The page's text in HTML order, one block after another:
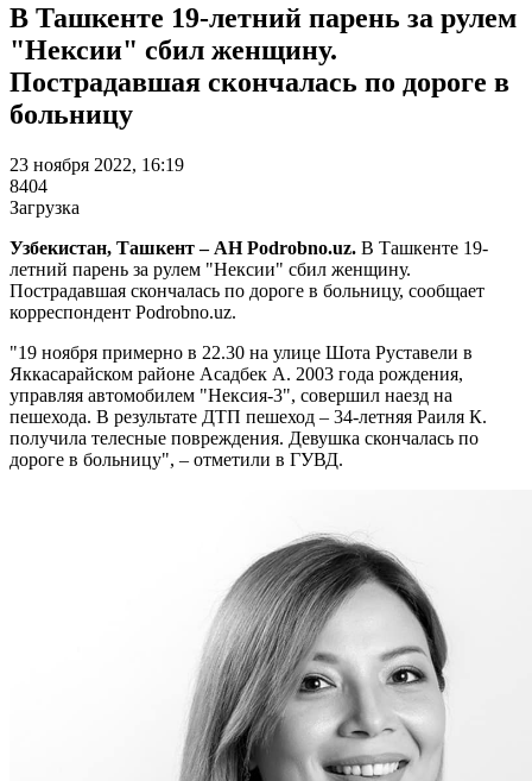
В Ташкенте 19-летний парень за рулем
"Нексии" сбил женщину.
Пострадавшая скончалась по дороге в
больницу
23 ноября 2022, 16:19
8404
Загрузка
Узбекистан, Ташкент – АН Podrobno.uz. В Ташкенте 19-
летний парень за рулем "Нексии" сбил женщину.
Пострадавшая скончалась по дороге в больницу, сообщает
корреспондент Podrobno.uz.
"19 ноября примерно в 22.30 на улице Шота Руставели в
Яккасарайском районе Асадбек А. 2003 года рождения,
управляя автомобилем "Нексия-3", совершил наезд на
пешехода. В результате ДТП пешеход – 34-летняя Раиля К.
получила телесные повреждения. Девушка скончалась по
дороге в больницу", – отметили в ГУВД.